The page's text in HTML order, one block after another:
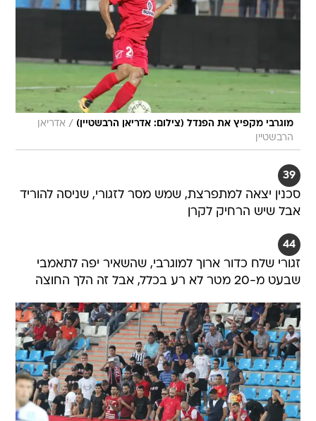
מוגרבי מקפיץ את הפנדל (צילום: אדריאן הרבשטיין) / אדריאן
הרבשטיין
39
סכנין יצאה למתפרצת, שמש מסר לזגורי, שניסה להוריד
אבל שיש הרחיק לקרן
44
זגורי שלח כדור ארוך למוגרבי, שהשאיר יפה לתאמבי
שבעט מ-20 מטר לא רע בכלל, אבל זה הלך החוצה